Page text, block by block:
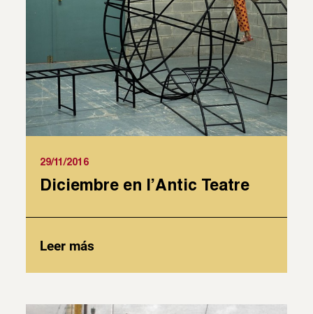
29/11/2016
Diciembre en l’Antic Teatre
Leer más